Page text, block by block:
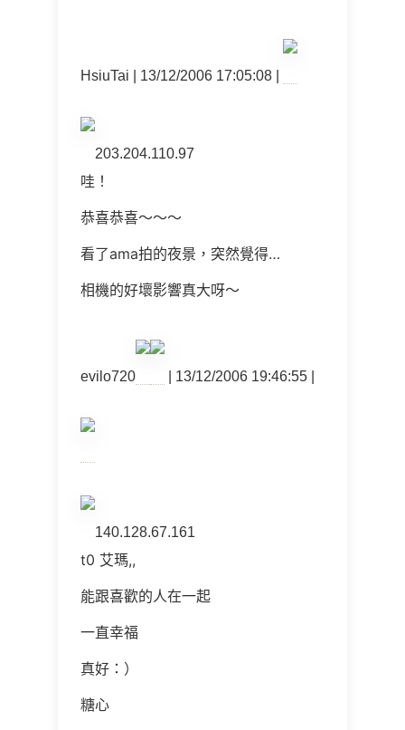
HsiuTai | 13/12/2006 17:05:08 |
203.204.110.97
哇！
恭喜恭喜～～～
看了ama拍的夜景，突然覺得…
相機的好壞影響真大呀～
evilo720 | 13/12/2006 19:46:55 |
140.128.67.161
t0 艾瑪,,
能跟喜歡的人在一起
一直幸福
真好：）
糖心